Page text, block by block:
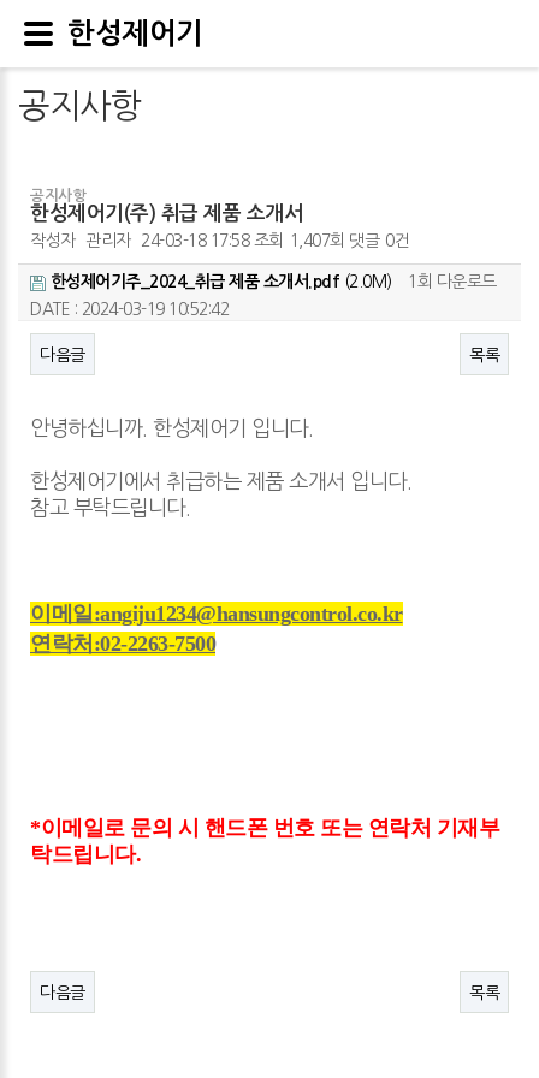
공지사항
공지사항
한성제어기(주) 취급 제품 소개서
작성자 관리자 24-03-18 17:58조회 1,407회 댓글 0건
한성제어기주_2024_취급 제품 소개서.pdf (2.0M)
1회 다운로드
DATE : 2024-03-19 10:52:42
다음글 목록
본문
안녕하십니까. 한성제어기 입니다.
한성제어기에서 취급하는 제품 소개서 입니다.
참고 부탁드립니다.
이메일:angiju1234@hansungcontrol.co.kr
연락처:02-2263-7500
*이메일로 문의 시 핸드폰 번호 또는 연락처 기재부
탁드립니다.
다음글 목록
한성제어기